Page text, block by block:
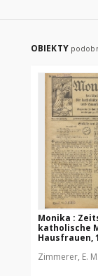
OBIEKTY
Monika :
katholische
Hausfrauen,
Zimmerer, E.